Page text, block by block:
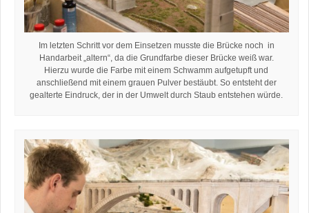
Im letzten Schritt vor dem Einsetzen musste die Brücke noch in
Handarbeit „altern“, da die Grundfarbe dieser Brücke weiß war.
Hierzu wurde die Farbe mit einem Schwamm aufgetupft und
anschließend mit einem grauen Pulver bestäubt. So entsteht der
gealterte Eindruck, der in der Umwelt durch Staub entstehen würde.